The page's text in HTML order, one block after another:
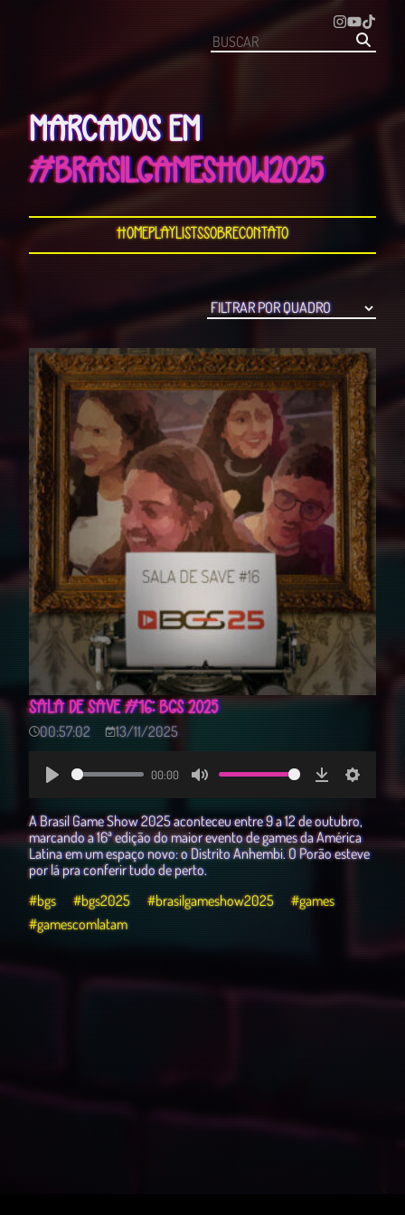
MARCADOS EM
#BRASILGAMESHOW2025
HomePlaylistsSobreContato
SALA DE SAVE #16: BGS 2025
00:57:02 13/11/2025
00:00
DownloadSettings
A Brasil Game Show 2025 aconteceu entre 9 a 12 de outubro,
marcando a 16ª edição do maior evento de games da América
Latina em um espaço novo: o Distrito Anhembi. O Porão esteve
por lá pra conferir tudo de perto.
#bgs
#bgs2025 #brasilgameshow2025
#games
#gamescomlatam